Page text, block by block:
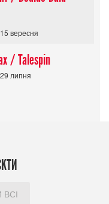
вересня
/ Talespin
липня